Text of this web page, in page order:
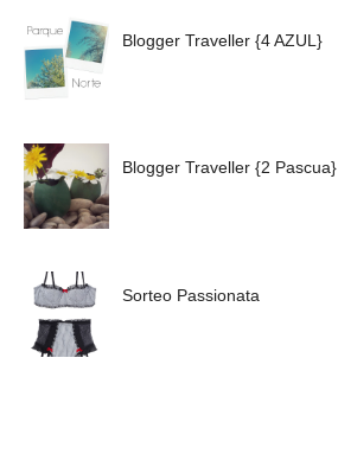
Blogger Traveller {4 AZUL}
Blogger Traveller {2 Pascua}
Sorteo Passionata